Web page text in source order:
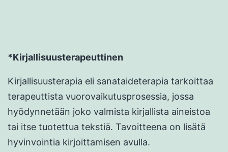
*Kirjallisuusterapeuttinen
Kirjallisuusterapia eli sanataideterapia tarkoittaa
terapeuttista vuorovaikutusprosessia, jossa
hyödynnetään joko valmista kirjallista aineistoa
tai itse tuotettua tekstiä. Tavoitteena on lisätä
hyvinvointia kirjoittamisen avulla.